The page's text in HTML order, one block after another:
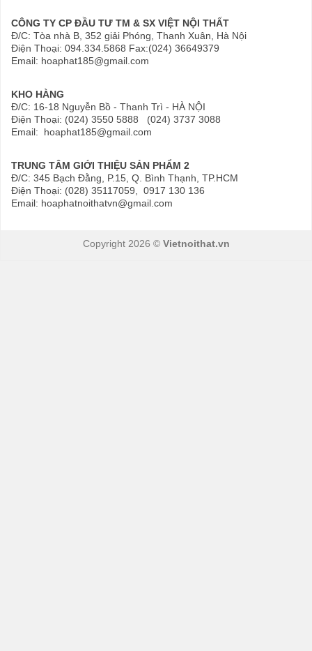
CÔNG TY CP ĐẦU TƯ TM & SX VIỆT NỘI THẤT
Đ/C: Tòa nhà B, 352 giải Phóng, Thanh Xuân, Hà Nội
Điện Thoại: 094.334.5868 Fax:(024) 36649379
Email: hoaphat185@gmail.com
KHO HÀNG
Đ/C: 16-18 Nguyễn Bồ - Thanh Trì - HÀ NỘI
Điện Thoại: (024) 3550 5888 (024) 3737 3088
Email: hoaphat185@gmail.com
TRUNG TÂM GIỚI THIỆU SẢN PHẨM 2
Đ/C: 345 Bạch Đằng, P.15, Q. Bình Thạnh, TP.HCM
Điện Thoại: (028) 35117059, 0917 130 136
Email: hoaphatnoithatvn@gmail.com
Copyright 2026 © Vietnoithat.vn